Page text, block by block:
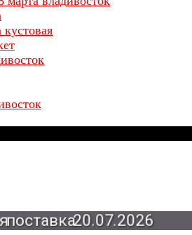
кустовая
поставка 20.07.2026